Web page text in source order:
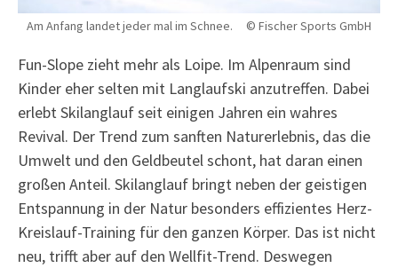
Am Anfang landet jeder mal im Schnee. © Fischer Sports GmbH
Fun-Slope zieht mehr als Loipe. Im Alpenraum sind
Kinder eher selten mit Langlaufski anzutreffen. Dabei
erlebt Skilanglauf seit einigen Jahren ein wahres
Revival. Der Trend zum sanften Naturerlebnis, das die
Umwelt und den Geldbeutel schont, hat daran einen
großen Anteil. Skilanglauf bringt neben der geistigen
Entspannung in der Natur besonders effizientes Herz-
Kreislauf-Training für den ganzen Körper. Das ist nicht
neu, trifft aber auf den Wellfit-Trend. Deswegen